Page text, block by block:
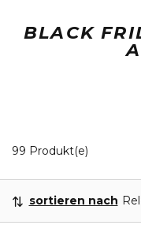
BLACK
99 Produkt(e)
sortieren nach